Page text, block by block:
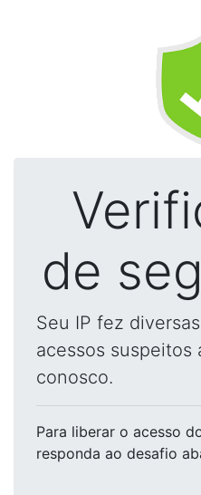
de
Seu IP fez
acessos suspeitos
conosco.
Para liberar o acesso
responda ao desafio